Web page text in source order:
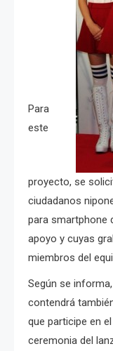
Para
este
proyecto, se
ciudadanos
para smartphone
apoyo y cuyas
miembros del
Según se
contendrá
que participe en
ceremonia del